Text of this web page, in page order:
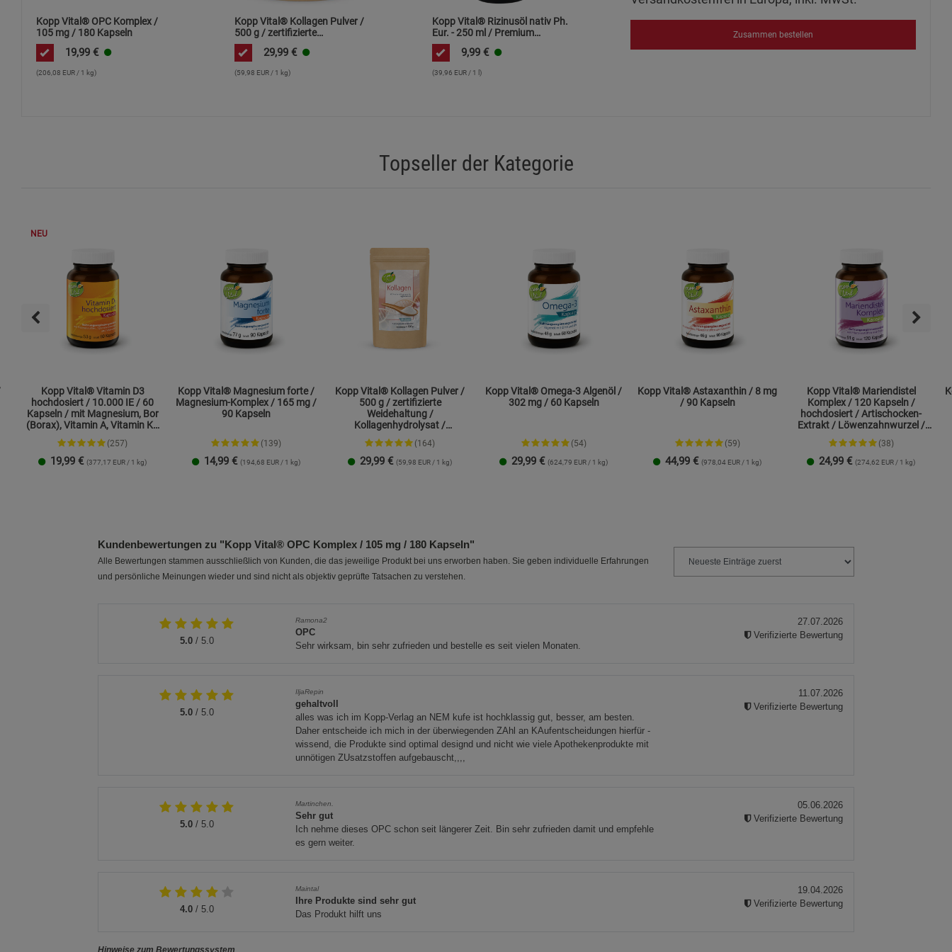
Kopp Vital® OPC Komplex /
105 mg / 180 Kapseln
19,99 €
(206,08 EUR / 1 kg)
Kopp Vital® Kollagen Pulver /
500 g / zertifizierte
Weidehaltung /
Kollagenhydrolysat /
29,99 €
(59,98 EUR / 1 kg)
Kopp Vital® Rizinusöl nativ Ph.
Eur. - 250 ml / Premium
Qualität / kaltgepresst / frei
von Alkaloiden
9,99 €
(39,96 EUR / 1 l)
Zusammen bestellen
Topseller der Kategorie
NEU
Kopp Vital® Vitamin D3
hochdosiert / 10.000 IE / 60
Kapseln / mit Magnesium, Bor
(Borax), Vitamin A, Vitamin K2
und Zink
(257)
19,99 € (377,17 EUR / 1 kg)
Kopp Vital® Magnesium forte /
Magnesium-Komplex / 165 mg /
90 Kapseln
(139)
14,99 € (194,68 EUR / 1 kg)
Kopp Vital® Kollagen Pulver /
500 g / zertifizierte
Weidehaltung /
Kollagenhydrolysat /
Kollagenpeptid / 91% Eiweiß
(164)
29,99 € (59,98 EUR / 1 kg)
Kopp Vital® Omega-3 Algenöl /
302 mg / 60 Kapseln
(54)
29,99 € (624,79 EUR / 1 kg)
Kopp Vital® Astaxanthin / 8 mg
/ 90 Kapseln
(59)
44,99 € (978,04 EUR / 1 kg)
Kopp Vital® Mariendistel
Komplex / 120 Kapseln /
hochdosiert / Artischocken-
Extrakt / Löwenzahnwurzel /
Cholin
(38)
24,99 € (274,62 EUR / 1 kg)
Kundenbewertungen zu "Kopp Vital® OPC Komplex / 105 mg / 180 Kapseln"
Alle Bewertungen stammen ausschließlich von Kunden, die das jeweilige Produkt bei uns erworben haben. Sie geben individuelle Erfahrungen
und persönliche Meinungen wieder und sind nicht als objektiv geprüfte Tatsachen zu verstehen.
5.0/ 5.0
Ramona2
OPC
Sehr wirksam, bin sehr zufrieden und bestelle es seit vielen Monaten.
27.07.2026
Verifizierte Bewertung
5.0/ 5.0
IljaRepin
gehaltvoll
alles was ich im Kopp-Verlag an NEM kufe ist hochklassig gut, besser, am besten.
Daher entscheide ich mich in der überwiegenden ZAhl an KAufentscheidungen hierfür -
wissend, die Produkte sind optimal designd und nicht wie viele Apothekenprodukte mit
unnötigen ZUsatzstoffen aufgebauscht,,,,
11.07.2026
Verifizierte Bewertung
5.0/ 5.0
Martinchen.
Sehr gut
Ich nehme dieses OPC schon seit längerer Zeit. Bin sehr zufrieden damit und empfehle
es gern weiter.
05.06.2026
Verifizierte Bewertung
4.0/ 5.0
Maintal
Ihre Produkte sind sehr gut
Das Produkt hilft uns
19.04.2026
Verifizierte Bewertung
Hinweise zum Bewertungssystem
Statistik Cookies (2)
Beschreibung Statistik Cookies
Cookie-Informationen